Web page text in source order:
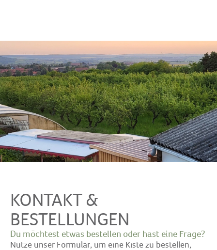
KONTAKT &
BESTELLUNGEN
Du möchtest etwas bestellen oder hast eine Frage?
Nutze unser Formular, um eine Kiste zu bestellen,